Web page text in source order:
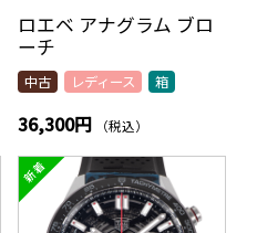
ロエベ アナグラム ブロ
ーチ
中古 レディース 箱
36,300円 （税込）